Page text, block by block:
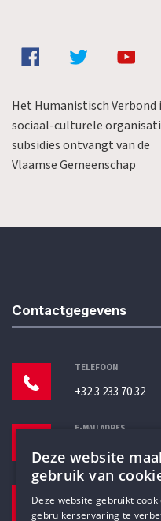
Het Humanistisch Verbond
sociaal-culturele
subsidies ontvangt van de
Vlaamse Gemeenschap
Contactgegevens
TELEFOON
+32 3 233 70 32
E-MAILADRES
Pottenbrug 4
Deze website
gebruik van
Deze website gebruikt
gebruikerservaring te